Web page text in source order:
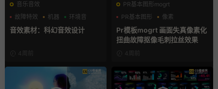
音乐音效
故障特效
机器 环境音
音效素材：科幻音效设计
4周前
PR基本图形mogrt
PR基本图形
像素
故障特效
Pr模板mogrt 画面失真像素化
扭曲故障抠像毛刺拉丝效果
4周前